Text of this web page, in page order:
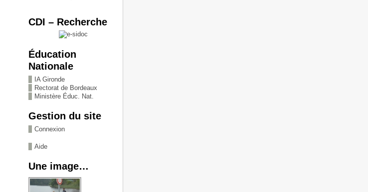
CDI – Recherche
Éducation
Nationale
IA Gironde
Rectorat de Bordeaux
Ministère Éduc. Nat.
Gestion du site
Connexion
Aide
Une image…